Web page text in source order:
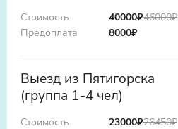
Стоимость
Предоплата
40000₽46000₽
8000₽
Выезд из Пятигорска
(группа 1-4 чел)
Стоимость
23000₽26450₽